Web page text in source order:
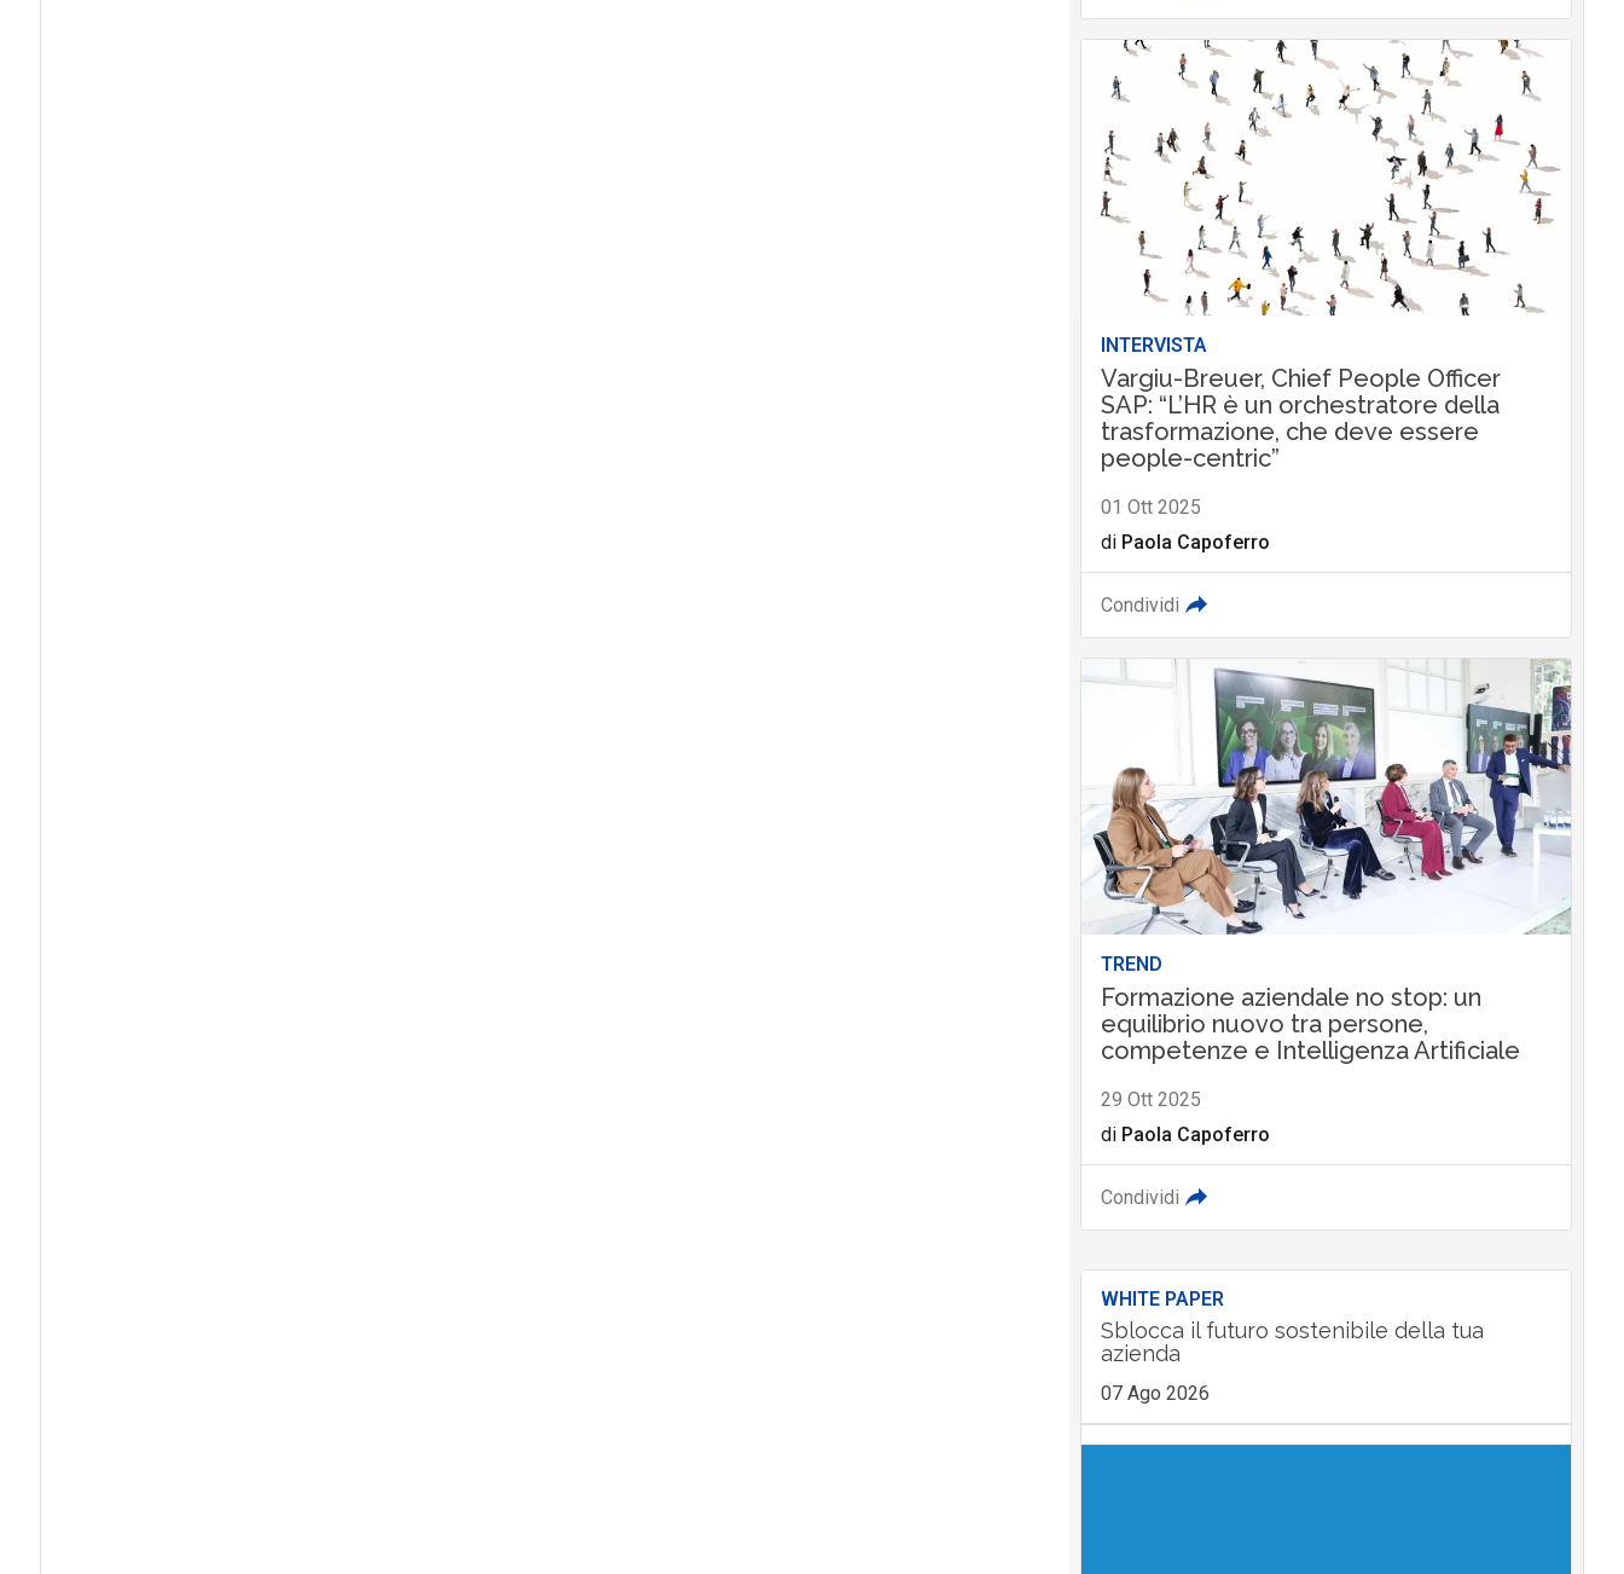
INTERVISTA
Vargiu-Breuer, Chief People Officer
SAP: “L’HR è un orchestratore della
trasformazione, che deve essere
people-centric”
01 Ott 2025
di Paola Capoferro
Condividi
TREND
Formazione aziendale no stop: un
equilibrio nuovo tra persone,
competenze e Intelligenza Artificiale
29 Ott 2025
di Paola Capoferro
Condividi
WHITE PAPER
Sblocca il futuro sostenibile della tua
azienda
07 Ago 2026